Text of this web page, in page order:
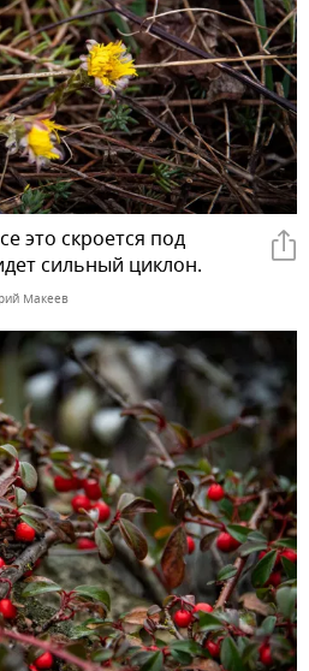
это скроется под
сильный циклон.
Макеев